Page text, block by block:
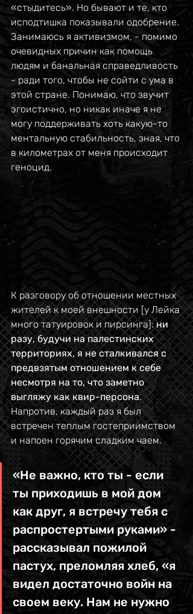
«стыдитесь». Но бывают и те, кто
исподтишка показывали одобрение.
Занимаюсь я активизмом, - помимо
очевидных причин как помощь
людям и банальная справедливость
- ради того, чтобы не сойти с ума в
этой стране. Понимаю, что звучит
эгоистично, но никак иначе я не
могу поддерживать хоть какую-то
ментальную стабильность, зная, что
в километрах от меня происходит
геноцид.
К разговору об отношении местных
жителей к моей внешности [у Лейка
много татуировок и пирсинга]: ни
разу, будучи на палестинских
территориях, я не сталкивался с
предвзятым отношением к себе
несмотря на то, что заметно
выгляжу как квир-персона.
Напротив, каждый раз я был
встречен теплым гостеприимством
и напоен горячим сладким чаем.
«Не важно, кто ты - если
ты приходишь в мой дом
как друг, я встречу тебя с
распростертыми руками» -
рассказывал пожилой
пастух, преломляя хлеб, «я
видел достаточно войн на
своем веку. Нам не нужно